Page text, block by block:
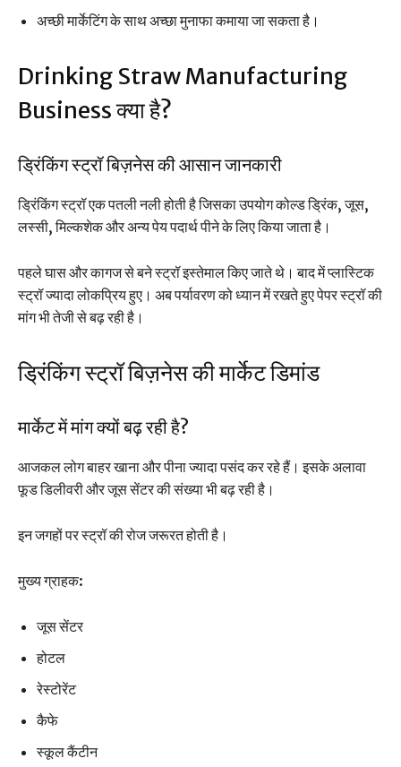
अच्छी मार्केटिंग के साथ अच्छा मुनाफा कमाया जा सकता है।
Drinking Straw Manufacturing
Business क्या है?
ड्रिंकिंग स्ट्रॉ बिज़नेस की आसान जानकारी
ड्रिंकिंग स्ट्रॉ एक पतली नली होती है जिसका उपयोग कोल्ड ड्रिंक, जूस,
लस्सी, मिल्कशेक और अन्य पेय पदार्थ पीने के लिए किया जाता है।
पहले घास और कागज से बने स्ट्रॉ इस्तेमाल किए जाते थे। बाद में प्लास्टिक
स्ट्रॉ ज्यादा लोकप्रिय हुए। अब पर्यावरण को ध्यान में रखते हुए पेपर स्ट्रॉ की
मांग भी तेजी से बढ़ रही है।
ड्रिंकिंग स्ट्रॉ बिज़नेस की मार्केट डिमांड
मार्केट में मांग क्यों बढ़ रही है?
आजकल लोग बाहर खाना और पीना ज्यादा पसंद कर रहे हैं। इसके अलावा
फूड डिलीवरी और जूस सेंटर की संख्या भी बढ़ रही है।
इन जगहों पर स्ट्रॉ की रोज जरूरत होती है।
मुख्य ग्राहक:
जूस सेंटर
होटल
रेस्टोरेंट
कैफे
स्कूल कैंटीन